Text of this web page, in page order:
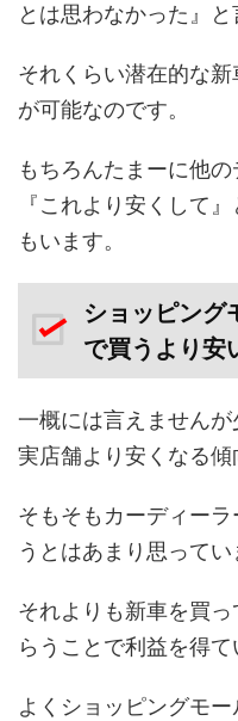
とは思わなかった』と
それくらい潜在的な
が可能なのです。
もちろんたまーに他
『これより安くして
もいます。
ショッピング
で買うより安
一概には言えません
実店舗より安くなる傾
そもそもカーディー
うとはあまり思ってい
それよりも新車を買
らうことで利益を得て
よくショッピングモ